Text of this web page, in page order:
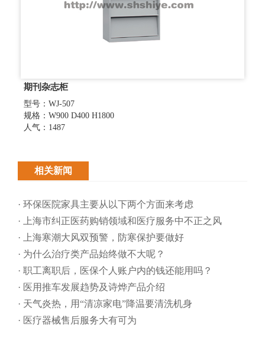
期刊杂志柜
型号：WJ-507
规格：W900 D400 H1800
人气：1487
相关新闻
· 环保医院家具主要从以下两个方面来考虑
· 上海市纠正医药购销领域和医疗服务中不正之风
· 上海寒潮大风双预警，防寒保护要做好
· 为什么治疗类产品始终做不大呢？
· 职工离职后，医保个人账户内的钱还能用吗​？
· 医用推车发展趋势及诗烨产品介绍
· 天气炎热，用“清凉家电”降温要清洗机身
· 医疗器械售后服务大有可为